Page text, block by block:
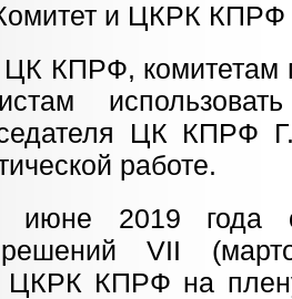
и ЦКРК КПРФ
КПРФ, комитетам
ЦК КПРФ
работе.
2019 года
VII
КПРФ на